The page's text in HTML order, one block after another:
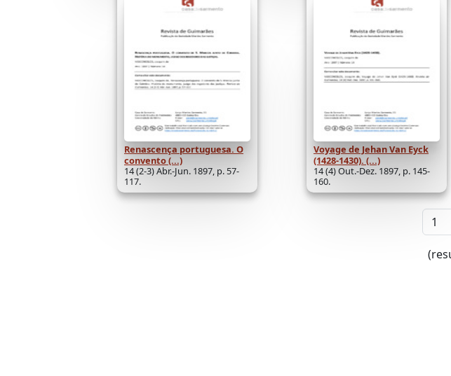
Renascença portuguesa. O
convento (...)
14 (2-3) Abr.-Jun. 1897, p. 57-
117.
Voyage de Jehan Van Eyck
(1428-1430). (...)
14 (4) Out.-Dez. 1897, p. 145-
160.